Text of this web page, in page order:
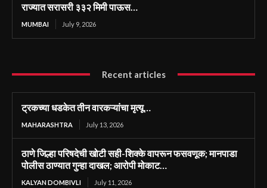
राज्यात सरासरी ३३२ मिमी पाऊस…
MUMBAI July 9, 2026
Recent articles
ट्रकच्या धडकेत तीन वारकऱ्यांचा मृत्यू…
MAHARASHTRA July 13, 2026
ठाणे जिल्हा परिषदेची खोटी सही-शिक्के वापरून फसवणूक; मानपाडा
पोलीस ठाण्यात गुन्हा दाखल; आरोपी मोकाट…
KALYAN DOMBIVLI July 11, 2026